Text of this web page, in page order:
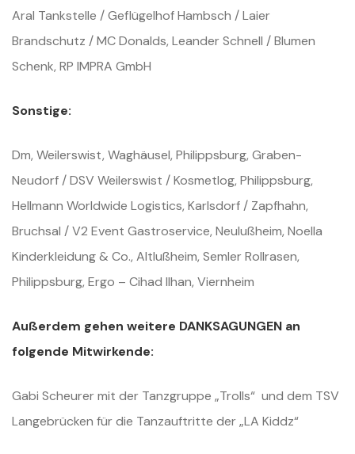
Aral Tankstelle / Geflügelhof Hambsch / Laier
Brandschutz / MC Donalds, Leander Schnell / Blumen
Schenk, RP IMPRA GmbH
Sonstige:
Dm, Weilerswist, Waghäusel, Philippsburg, Graben-
Neudorf / DSV Weilerswist / Kosmetlog, Philippsburg,
Hellmann Worldwide Logistics, Karlsdorf / Zapfhahn,
Bruchsal / V2 Event Gastroservice, Neulußheim, Noella
Kinderkleidung & Co., Altlußheim, Semler Rollrasen,
Philippsburg, Ergo – Cihad Ilhan, Viernheim
Außerdem gehen weitere DANKSAGUNGEN an
folgende Mitwirkende:
Gabi Scheurer mit der Tanzgruppe „Trolls“ und dem TSV
Langebrücken für die Tanzauftritte der „LA Kiddz“